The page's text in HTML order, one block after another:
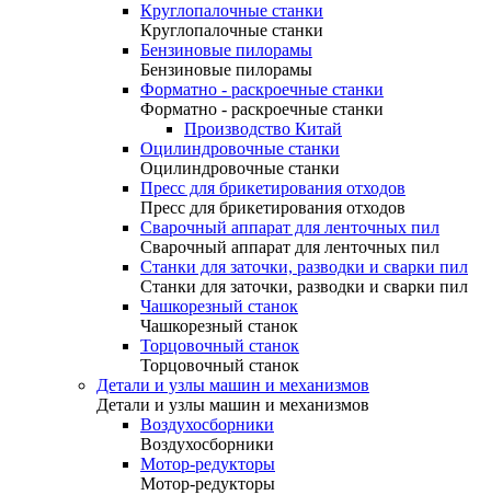
Круглопалочные станки
Круглопалочные станки
Бензиновые пилорамы
Бензиновые пилорамы
Форматно - раскроечные станки
Форматно - раскроечные станки
Производство Китай
Оцилиндровочные станки
Оцилиндровочные станки
Пресс для брикетирования отходов
Пресс для брикетирования отходов
Сварочный аппарат для ленточных пил
Сварочный аппарат для ленточных пил
Станки для заточки, разводки и сварки пил
Станки для заточки, разводки и сварки пил
Чашкорезный станок
Чашкорезный станок
Торцовочный станок
Торцовочный станок
Детали и узлы машин и механизмов
Детали и узлы машин и механизмов
Воздухосборники
Воздухосборники
Мотор-редукторы
Мотор-редукторы